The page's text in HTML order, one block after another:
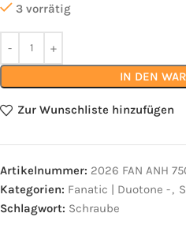
3 vorrätig
IN DEN
Zur Wunschliste hinzufügen
Artikelnummer: 2026 FAN ANH
Kategorien: Fanatic | Duotone -,
Schlagwort: Schraube